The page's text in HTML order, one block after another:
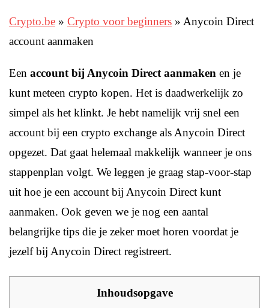
Crypto.be » Crypto voor beginners » Anycoin Direct
account aanmaken
Een account bij Anycoin Direct aanmaken en je
kunt meteen crypto kopen. Het is daadwerkelijk zo
simpel als het klinkt. Je hebt namelijk vrij snel een
account bij een crypto exchange als Anycoin Direct
opgezet. Dat gaat helemaal makkelijk wanneer je ons
stappenplan volgt. We leggen je graag stap-voor-stap
uit hoe je een account bij Anycoin Direct kunt
aanmaken. Ook geven we je nog een aantal
belangrijke tips die je zeker moet horen voordat je
jezelf bij Anycoin Direct registreert.
Inhoudsopgave